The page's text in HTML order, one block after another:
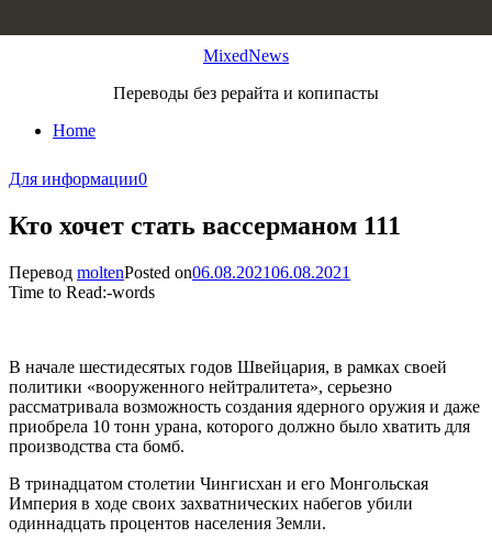
MixedNews
Переводы без рерайта и копипасты
Home
Для информации0
Кто хочет стать вассерманом 111
Перевод moltenPosted on06.08.202106.08.2021
Time to Read:-words
В начале шестидесятых годов Швейцария, в рамках своей
политики «вооруженного нейтралитета», серьезно
рассматривала возможность создания ядерного оружия и даже
приобрела 10 тонн урана, которого должно было хватить для
производства ста бомб.
В тринадцатом столетии Чингисхан и его Монгольская
Империя в ходе своих захватнических набегов убили
одиннадцать процентов населения Земли.